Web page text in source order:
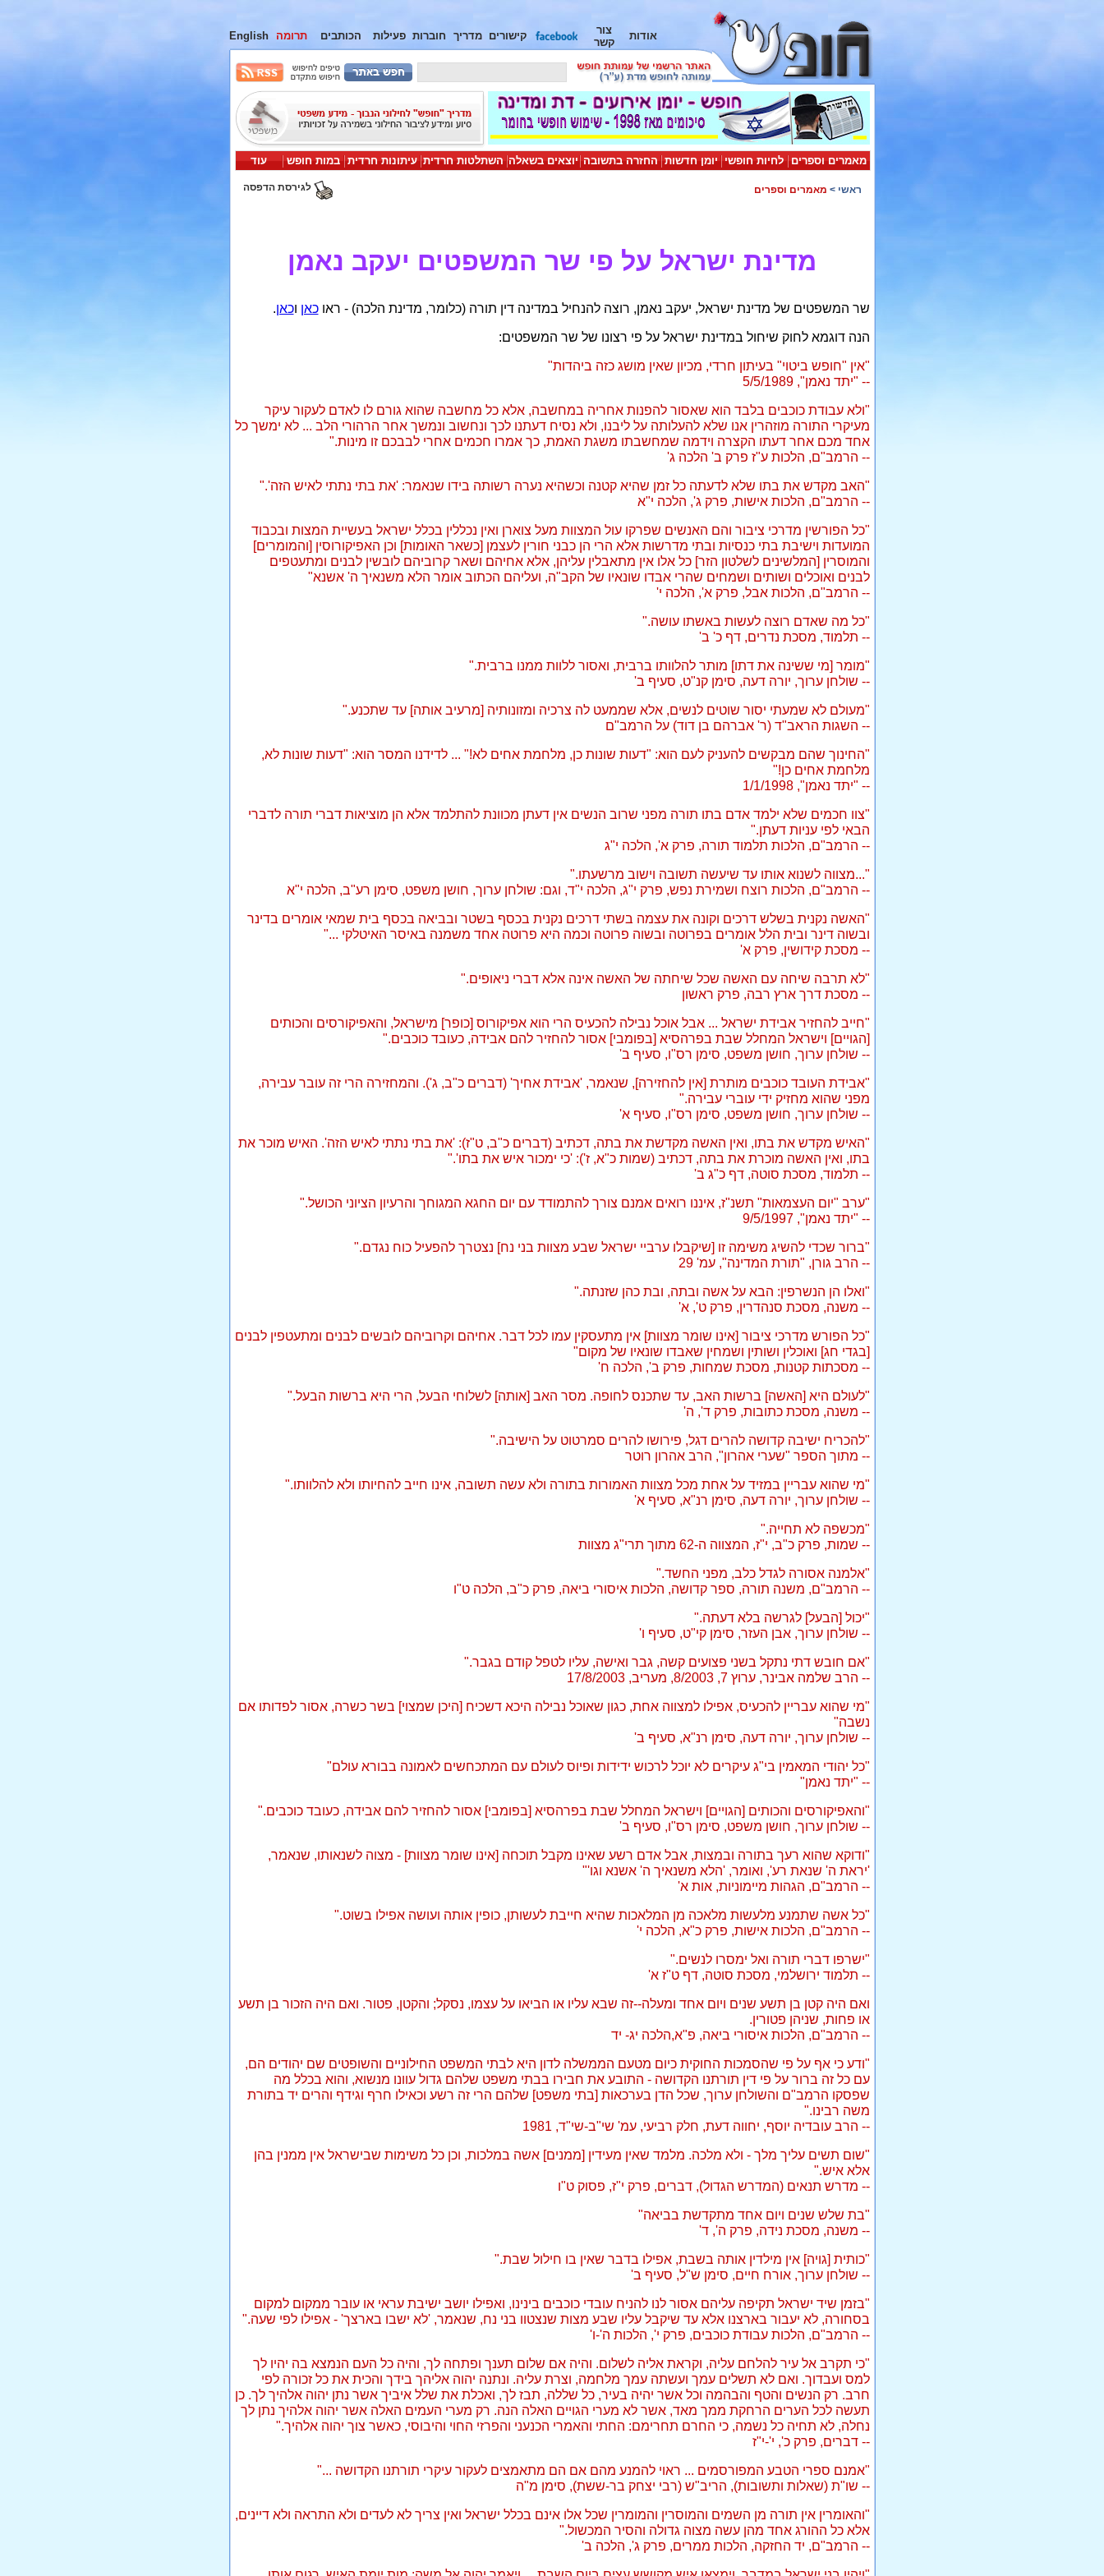
אודות
צור
קשר
קישורים מדריך חוברות פעילות הכותבים תרומה English
מאמרים וספרים לחיות חופשי יומן חדשות החזרה בתשובה יוצאים בשאלה השתלטות חרדית עיתונות חרדית במות חופש עוד
ראשי > מאמרים וספרים לגירסת הדפסה
מדינת ישראל על פי שר המשפטים יעקב נאמן
שר המשפטים של מדינת ישראל, יעקב נאמן, רוצה להנחיל במדינה דין תורה (כלומר, מדינת הלכה) - ראוכאן וכאן.
הנה דוגמא לחוק שיחול במדינת ישראל על פי רצונו של שר המשפטים:
"אין "חופש ביטוי" בעיתון חרדי, מכיון שאין מושג כזה ביהדות"
-- "יתד נאמן", 5/5/1989
"ולא עבודת כוכבים בלבד הוא שאסור להפנות אחריה במחשבה, אלא כל מחשבה שהוא גורם לו לאדם לעקור עיקר
מעיקרי התורה מוזהרין אנו שלא להעלותה על ליבנו, ולא נסיח דעתנו לכך ונחשוב ונמשך אחר הרהורי הלב ... לא ימשך כל
אחד מכם אחר דעתו הקצרה וידמה שמחשבתו משגת האמת, כך אמרו חכמים אחרי לבבכם זו מינות."
-- הרמב"ם, הלכות ע"ז פרק ב' הלכה ג'
"האב מקדש את בתו שלא לדעתה כל זמן שהיא קטנה וכשהיא נערה רשותה בידו שנאמר: 'את בתי נתתי לאיש הזה'."
-- הרמב"ם, הלכות אישות, פרק ג', הלכה י"א
"כל הפורשין מדרכי ציבור והם האנשים שפרקו עול המצוות מעל צוארן ואין נכללין בכלל ישראל בעשיית המצות ובכבוד
המועדות וישיבת בתי כנסיות ובתי מדרשות אלא הרי הן כבני חורין לעצמן [כשאר האומות] וכן האפיקורוסין [והמומרים]
והמוסרין [המלשינים לשלטון הזר] כל אלו אין מתאבלין עליהן, אלא אחיהם ושאר קרוביהם לובשין לבנים ומתעטפים
לבנים ואוכלים ושותים ושמחים שהרי אבדו שונאיו של הקב"ה, ועליהם הכתוב אומר הלא משנאיך ה' אשנא"
-- הרמב"ם, הלכות אבל, פרק א', הלכה י'
"כל מה שאדם רוצה לעשות באשתו עושה."
-- תלמוד, מסכת נדרים, דף כ' ב'
"מומר [מי ששינה את דתו] מותר להלוותו ברבית, ואסור ללוות ממנו ברבית."
-- שולחן ערוך, יורה דעה, סימן קנ"ט, סעיף ב'
"מעולם לא שמעתי יסור שוטים לנשים, אלא שממעט לה צרכיה ומזונותיה [מרעיב אותה] עד שתכנע."
-- השגות הראב"ד (ר' אברהם בן דוד) על הרמב"ם
"החינוך שהם מבקשים להעניק לעם הוא: "דעות שונות כן, מלחמת אחים לא!" ... לדידנו המסר הוא: "דעות שונות לא,
מלחמת אחים כן!"
-- "יתד נאמן", 1/1/1998
"צוו חכמים שלא ילמד אדם בתו תורה מפני שרוב הנשים אין דעתן מכוונת להתלמד אלא הן מוציאות דברי תורה לדברי
הבאי לפי עניות דעתן."
-- הרמב"ם, הלכות תלמוד תורה, פרק א', הלכה י"ג
"...מצווה לשנוא אותו עד שיעשה תשובה וישוב מרשעתו."
-- הרמב"ם, הלכות רוצח ושמירת נפש, פרק י"ג, הלכה י"ד, וגם: שולחן ערוך, חושן משפט, סימן רע"ב, הלכה י"א
"האשה נקנית בשלש דרכים וקונה את עצמה בשתי דרכים נקנית בכסף בשטר ובביאה בכסף בית שמאי אומרים בדינר
ובשוה דינר ובית הלל אומרים בפרוטה ובשוה פרוטה וכמה היא פרוטה אחד משמנה באיסר האיטלקי ..."
-- מסכת קידושין, פרק א'
"לא תרבה שיחה עם האשה שכל שיחתה של האשה אינה אלא דברי ניאופים."
-- מסכת דרך ארץ רבה, פרק ראשון
"חייב להחזיר אבידת ישראל ... אבל אוכל נבילה להכעיס הרי הוא אפיקורוס [כופר] מישראל, והאפיקורסים והכותים
[הגויים] וישראל המחלל שבת בפרהסיא [בפומבי] אסור להחזיר להם אבידה, כעובד כוכבים."
-- שולחן ערוך, חושן משפט, סימן רס"ו, סעיף ב'
"אבידת העובד כוכבים מותרת [אין להחזירה], שנאמר, 'אבידת אחיך' (דברים כ"ב, ג'). והמחזירה הרי זה עובר עבירה,
מפני שהוא מחזיק ידי עוברי עבירה."
-- שולחן ערוך, חושן משפט, סימן רס"ו, סעיף א'
"האיש מקדש את בתו, ואין האשה מקדשת את בתה, דכתיב (דברים כ"ב, ט"ז): 'את בתי נתתי לאיש הזה'. האיש מוכר את
בתו, ואין האשה מוכרת את בתה, דכתיב (שמות כ"א, ז'): 'כי ימכור איש את בתו'."
-- תלמוד, מסכת סוטה, דף כ"ג ב'
"ערב "יום העצמאות" תשנ"ז, איננו רואים אמנם צורך להתמודד עם יום החגא המגוחך והרעיון הציוני הכושל."
-- "יתד נאמן", 9/5/1997
"ברור שכדי להשיג משימה זו [שיקבלו ערביי ישראל שבע מצוות בני נח] נצטרך להפעיל כוח נגדם."
-- הרב גורן, "תורת המדינה", עמ' 29
"ואלו הן הנשרפין: הבא על אשה ובתה, ובת כהן שזנתה."
-- משנה, מסכת סנהדרין, פרק ט', א'
"כל הפורש מדרכי ציבור [אינו שומר מצוות] אין מתעסקין עמו לכל דבר. אחיהם וקרוביהם לובשים לבנים ומתעטפין לבנים
[בגדי חג] ואוכלין ושותין ושמחין שאבדו שונאיו של מקום"
-- מסכתות קטנות, מסכת שמחות, פרק ב', הלכה ח'
"לעולם היא [האשה] ברשות האב, עד שתכנס לחופה. מסר האב [אותה] לשלוחי הבעל, הרי היא ברשות הבעל."
-- משנה, מסכת כתובות, פרק ד', ה'
"להכריח ישיבה קדושה להרים דגל, פירושו להרים סמרטוט על הישיבה."
-- מתוך הספר "שערי אהרון", הרב אהרון רוטר
"מי שהוא עבריין במזיד על אחת מכל מצוות האמורות בתורה ולא עשה תשובה, אינו חייב להחיותו ולא להלוותו."
-- שולחן ערוך, יורה דעה, סימן רנ"א, סעיף א'
"מכשפה לא תחייה."
-- שמות, פרק כ"ב, י"ז, המצווה ה-62 מתוך תרי"ג מצוות
"אלמנה אסורה לגדל כלב, מפני החשד."
-- הרמב"ם, משנה תורה, ספר קדושה, הלכות איסורי ביאה, פרק כ"ב, הלכה ט"ו
"יכול [הבעל] לגרשה בלא דעתה."
-- שולחן ערוך, אבן העזר, סימן קי"ט, סעיף ו'
"אם חובש דתי נתקל בשני פצועים קשה, גבר ואישה, עליו לטפל קודם בגבר."
-- הרב שלמה אבינר, ערוץ 7, 8/2003, מעריב, 17/8/2003
"מי שהוא עבריין להכעיס, אפילו למצווה אחת, כגון שאוכל נבילה היכא דשכיח [היכן שמצוי] בשר כשרה, אסור לפדותו אם
נשבה"
-- שולחן ערוך, יורה דעה, סימן רנ"א, סעיף ב'
"כל יהודי המאמין בי"ג עיקרים לא יוכל לרכוש ידידות ופיוס לעולם עם המתכחשים לאמונה בבורא עולם"
-- "יתד נאמן"
"והאפיקורסים והכותים [הגויים] וישראל המחלל שבת בפרהסיא [בפומבי] אסור להחזיר להם אבידה, כעובד כוכבים."
-- שולחן ערוך, חושן משפט, סימן רס"ו, סעיף ב'
"ודוקא שהוא רעך בתורה ובמצות, אבל אדם רשע שאינו מקבל תוכחה [אינו שומר מצוות] - מצוה לשנאותו, שנאמר,
'יראת ה' שנאת רע', ואומר, 'הלא משנאיך ה' אשנא וגו'"
-- הרמב"ם, הגהות מיימוניות, אות א'
"כל אשה שתמנע מלעשות מלאכה מן המלאכות שהיא חייבת לעשותן, כופין אותה ועושה אפילו בשוט."
-- הרמב"ם, הלכות אישות, פרק כ"א, הלכה י'
"ישרפו דברי תורה ואל ימסרו לנשים."
-- תלמוד ירושלמי, מסכת סוטה, דף ט"ז א'
ואם היה קטן בן תשע שנים ויום אחד ומעלה--זה שבא עליו או הביאו על עצמו, נסקל; והקטן, פטור. ואם היה הזכור בן תשע
או פחות, שניהן פטורין.
-- הרמב"ם, הלכות איסורי ביאה, פ"א,הלכה יג- יד
"ודע כי אף על פי שהסמכות החוקית כיום מטעם הממשלה לדון היא לבתי המשפט החילוניים והשופטים שם יהודים הם,
עם כל זה ברור על פי דין תורתנו הקדושה - התובע את חבירו בבתי משפט שלהם גדול עוונו מנשוא, והוא בכלל מה
שפסקו הרמב"ם והשולחן ערוך, שכל הדן בערכאות [בתי משפט] שלהם הרי זה רשע וכאילו חרף וגידף והרים יד בתורת
משה רבינו."
-- הרב עובדיה יוסף, יחווה דעת, חלק רביעי, עמ' שי"ב-שי"ד, 1981
"שום תשים עליך מלך - ולא מלכה. מלמד שאין מעידין [ממנים] אשה במלכות, וכן כל משימות שבישראל אין ממנין בהן
אלא איש."
-- מדרש תנאים (המדרש הגדול), דברים, פרק י"ז, פסוק ט"ו
"בת שלש שנים ויום אחד מתקדשת בביאה"
-- משנה, מסכת נידה, פרק ה', ד'
"כותית [גויה] אין מילדין אותה בשבת, אפילו בדבר שאין בו חילול שבת."
-- שולחן ערוך, אורח חיים, סימן ש"ל, סעיף ב'
"בזמן שיד ישראל תקיפה עליהם אסור לנו להניח עובדי כוכבים בינינו, ואפילו יושב ישיבת עראי או עובר ממקום למקום
בסחורה, לא יעבור בארצנו אלא עד שיקבל עליו שבע מצות שנצטוו בני נח, שנאמר, 'לא ישבו בארצך' - אפילו לפי שעה."
-- הרמב"ם, הלכות עבודת כוכבים, פרק י', הלכות ה'-ו'
"כי תקרב אל עיר להלחם עליה, וקראת אליה לשלום. והיה אם שלום תענך ופתחה לך, והיה כל העם הנמצא בה יהיו לך
למס ועבדוך. ואם לא תשלים עמך ועשתה עמך מלחמה, וצרת עליה. ונתנה יהוה אליהך בידך והכית את כל זכורה לפי
חרב. רק הנשים והטף והבהמה וכל אשר יהיה בעיר, כל שללה, תבז לך, ואכלת את שלל איביך אשר נתן יהוה אלהיך לך. כן
תעשה לכל הערים הרחקת ממך מאד, אשר לא מערי הגויים האלה הנה. רק מערי העמים האלה אשר יהוה אלהיך נתן לך
נחלה, לא תחיה כל נשמה, כי החרם תחרימם: החתי והאמרי הכנעני והפרזי החוי והיבוסי, כאשר צוך יהוה אלהיך."
-- דברים, פרק כ', י'-י"ז
"אמנם ספרי הטבע המפורסמים ... ראוי להמנע מהם אם הם מתאמצים לעקור עיקרי תורתנו הקדושה ..."
-- שו"ת (שאלות ותשובות), הריב"ש (רבי יצחק בר-ששת), סימן מ"ה
"והאומרין אין תורה מן השמים והמוסרין והמומרין שכל אלו אינם בכלל ישראל ואין צריך לא לעדים ולא התראה ולא דיינים,
אלא כל ההורג אחד מהן עשה מצוה גדולה והסיר המכשול."
-- הרמב"ם, יד החזקה, הלכות ממרים, פרק ג', הלכה ב'